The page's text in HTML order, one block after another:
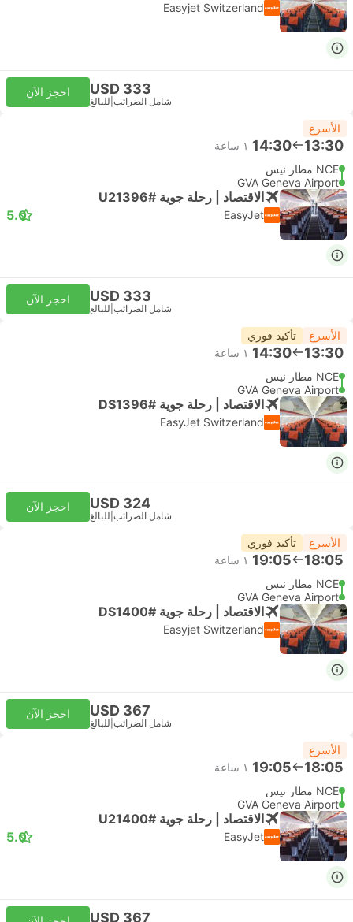
Easyjet Switzerland
USD 333
شامل الضرائب للبالغ
احجز الآن
الأسرع
13:30
14:30 ١ ساعة
NCE مطار نيس
GVA Geneva Airport
الاقتصاد | رحلة جوية #U21396
EasyJet
5.0
USD 333
شامل الضرائب للبالغ
احجز الآن
الأسرع تأكيد فوري
13:30
14:30 ١ ساعة
NCE مطار نيس
GVA Geneva Airport
الاقتصاد | رحلة جوية #DS1396
EasyJet Switzerland
USD 324
شامل الضرائب للبالغ
احجز الآن
الأسرع تأكيد فوري
18:05
19:05 ١ ساعة
NCE مطار نيس
GVA Geneva Airport
الاقتصاد | رحلة جوية #DS1400
Easyjet Switzerland
USD 367
شامل الضرائب للبالغ
احجز الآن
الأسرع
18:05
19:05 ١ ساعة
NCE مطار نيس
GVA Geneva Airport
الاقتصاد | رحلة جوية #U21400
EasyJet
5.0
USD 367